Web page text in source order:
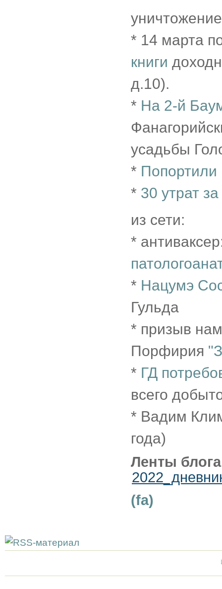
* 14 марта
книги
д.10).
* На 2-й
усадьбы
*
* 30 утрат за
из сети:
*
* Нацумэ
Гульда
* призыв
Порфирия
* ГД
всего
* Вадим
года)
Ленты
(fa)